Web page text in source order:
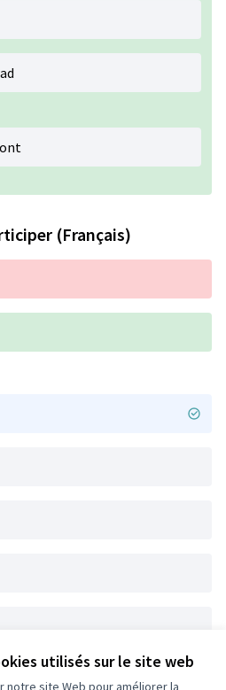
utilisés sur le site web
notre site Web pour améliorer la
(Français)